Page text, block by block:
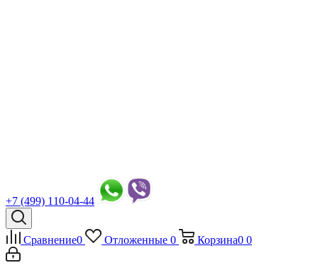
+7 (499) 110-04-44
Сравнение0 Отложенные 0 Корзина0 0